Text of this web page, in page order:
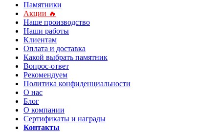
Памятники
Акции 🔥
Наше производство
Наши работы
Клиентам
Оплата и доставка
Какой выбрать памятник
Вопрос-ответ
Рекомендуем
Политика конфиденциальности
О нас
Блог
О компании
Сертификаты и награды
Контакты